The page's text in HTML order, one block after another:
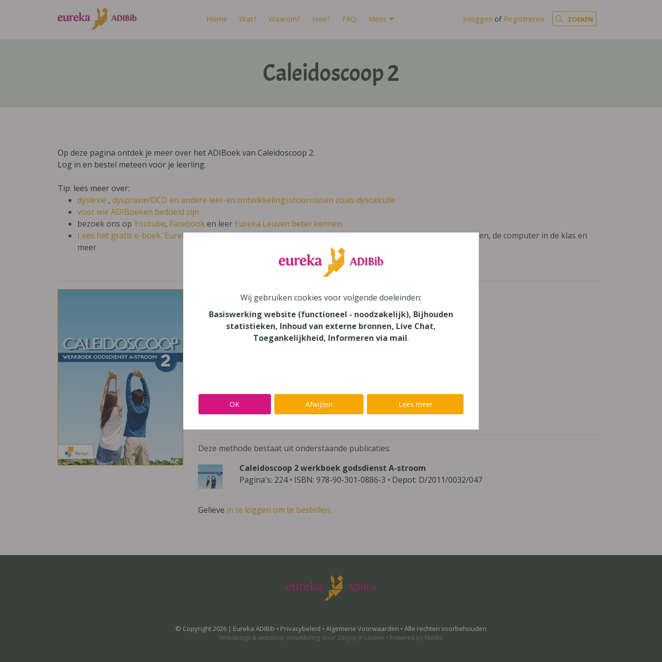
Home Wat? Waarom? Hoe? FAQ Meer Inloggen of Registreren ZOEKEN
Caleidoscoop 2
Op deze pagina ontdek je meer over het ADIBoek van Caleidoscoop 2.
Log in en bestel meteen voor je leerling.
Tip: lees meer over:
dyslexie , dyspraxie/DCD en andere leer-en ontwikkelingsstoornissen zoals dyscalculie
voor wie ADIBoeken bedoeld zijn
bezoek ons op Youtube, Facebooken leer Eureka Leuven beter kennen.
Lees het gratis e-boek 'Eureka: leren en leven in je talent'en lees meer over thema's als redelijke aanpassingen, de computer in de klas en
meer
Caleidoscoop 2
Vak
Godsdienst
Uitgeverij
Deze methode bestaat uit onderstaande publicaties:
Caleidoscoop 2 werkboek godsdienst A-stroom
Pagina's: 224 • ISBN: 978-90-301-0886-3 • Depot: D/2011/0032/047
Gelieve in te loggen om te bestellen.
© Copyright 2026 | Eureka ADIBib • Privacybeleid • Algemene Voorwaarden • Alle rechten voorbehouden
Webdesign & webshop ontwikkelingdoor Zenjoy in Leuven • Powered by Nimbu
Wij gebruiken cookies voor volgende doeleinden:
Basiswerking website (functioneel - noodzakelijk), Bijhouden
statistieken, Inhoud van externe bronnen, Live Chat,
Toegankelijkheid, Informeren via mail.
OK Afwijzen Lees meer